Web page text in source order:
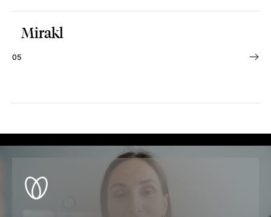
05
Mirakl